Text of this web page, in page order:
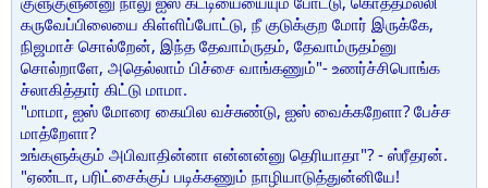
கருவேப்பிலையை கிள்ளிப்போட்டு, நீ குடுக்குற மோர் இருக்கே,
நிஜமாச் சொல்றேன், இந்த தேவாம்ருதம், தேவாம்ருதம்னு
சொல்றாளே, அதெல்லாம் பிச்சை வாங்கணும்"- உணர்ச்சிபொங்க
ச்லாகித்தார் கிட்டு மாமா.
"மாமா, ஐஸ் மோரை கையில வச்சுண்டு, ஐஸ் வைக்கறேளா? பேச்ச
மாத்றேளா?
உங்களுக்கும் அபிவாதின்னா என்னன்னு தெரியாதா"? - ஸ்ரீதரன்.
"ஏண்டா, பரிட்சைக்குப் படிக்கணும் நாழியாடுத்துன்னியே!